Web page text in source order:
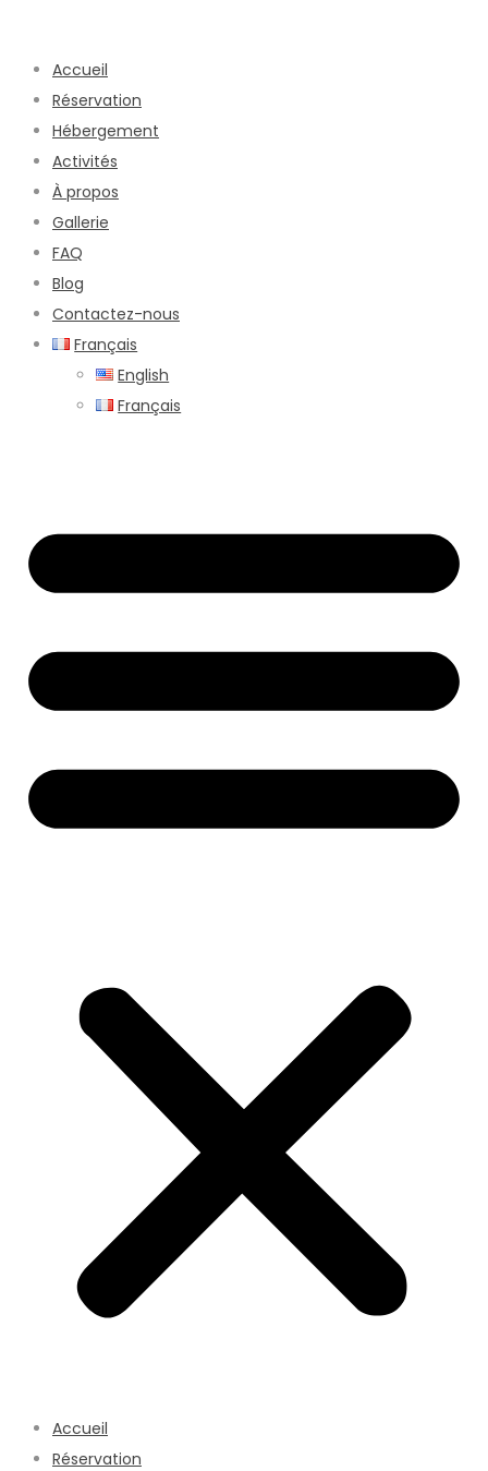
Accueil
Réservation
Hébergement
Activités
À propos
Gallerie
FAQ
Blog
Contactez-nous
Français
English
Français
Accueil
Réservation